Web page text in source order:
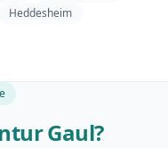
Heddesheim
Gaul?